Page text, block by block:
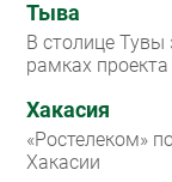
Тыва
В столице Тувы
рамках
Хакасия
«Ростелеком»
Хакасии